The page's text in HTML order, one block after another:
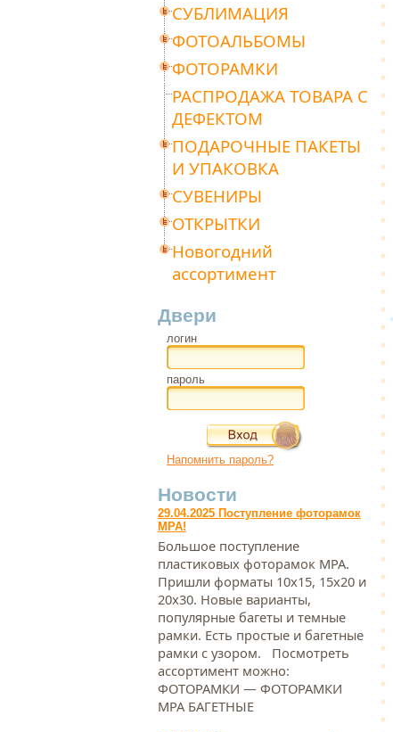
СУБЛИМАЦИЯ
ФОТОАЛЬБОМЫ
ФОТОРАМКИ
РАСПРОДАЖА ТОВАРА С
ДЕФЕКТОМ
ПОДАРОЧНЫЕ ПАКЕТЫ
И УПАКОВКА
СУВЕНИРЫ
ОТКРЫТКИ
Новогодний
ассортимент
Двери
логин
пароль
Напомнить пароль?
Новости
29.04.2025 Поступление фоторамок
МРА!
Большое поступление
пластиковых фоторамок МРА.
Пришли форматы 10х15, 15х20 и
20х30. Новые варианты,
популярные багеты и темные
рамки. Есть простые и багетные
рамки с узором. Посмотреть
ассортимент можно:
ФОТОРАМКИ — ФОТОРАМКИ
МРА БАГЕТНЫЕ